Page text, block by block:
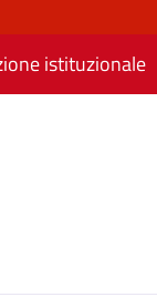
istituzionale